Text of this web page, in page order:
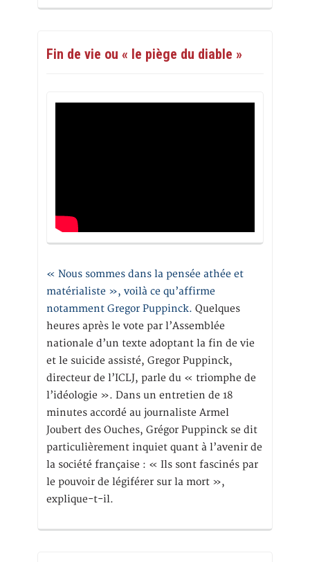
Fin de vie ou « le piège du diable »
« Nous sommes dans la pensée athée et
matérialiste », voilà ce qu’affirme
notamment Gregor Puppinck. Quelques
heures après le vote par l’Assemblée
nationale d’un texte adoptant la fin de vie
et le suicide assisté, Gregor Puppinck,
directeur de l’ICLJ, parle du « triomphe de
l’idéologie ». Dans un entretien de 18
minutes accordé au journaliste Armel
Joubert des Ouches, Grégor Puppinck se dit
particulièrement inquiet quant à l’avenir de
la société française : « Ils sont fascinés par
le pouvoir de légiférer sur la mort »,
explique-t-il.